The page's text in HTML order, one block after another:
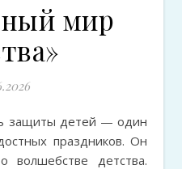
мир
праздников. Он
волшебстве детства.